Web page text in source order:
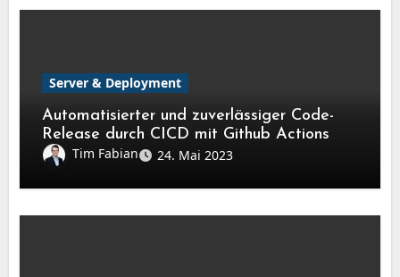
Server & Deployment
Automatisierter und zuverlässiger Code-
Release durch CICD mit Github Actions
Tim Fabian
24. Mai 2023